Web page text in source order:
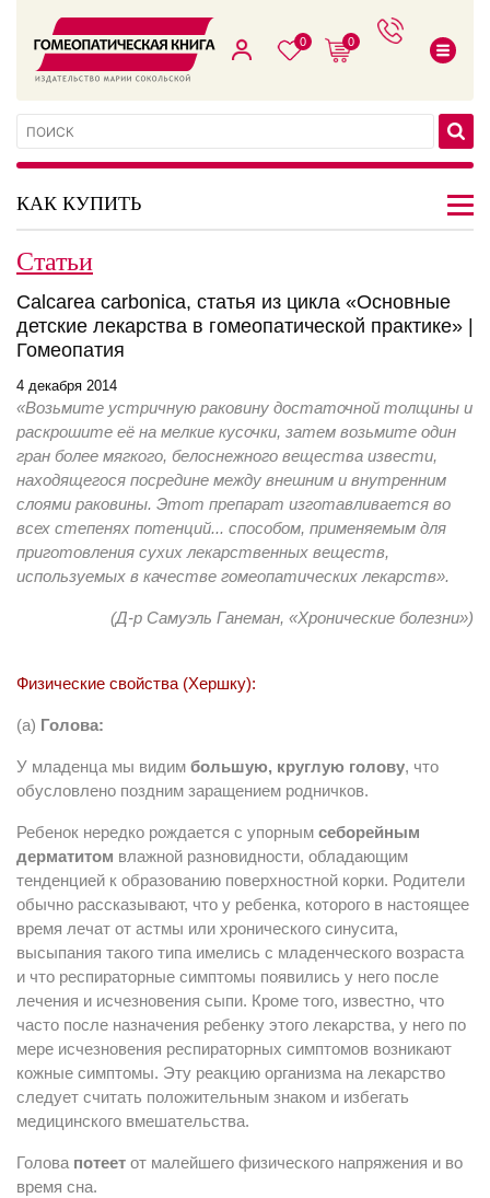
0 0
КАК КУПИТЬ
Статьи
Calcarea carbonica, статья из цикла «Основные
детские лекарства в гомеопатической практике» |
Гомеопатия
4 декабря 2014
«Возьмите устричную раковину достаточной толщины и
раскрошите её на мелкие кусочки, затем возьмите один
гран более мягкого, белоснежного вещества извести,
находящегося посредине между внешним и внутренним
слоями раковины. Этот препарат изготавливается во
всех степенях потенций... способом, применяемым для
приготовления сухих лекарственных веществ,
используемых в качестве гомеопатических лекарств».
(Д-р Самуэль Ганеман, «Хронические болезни»)
Физические свойства (Хершку):
(a) Голова:
У младенца мы видим большую, круглую голову, что
обусловлено поздним заращением родничков.
Ребенок нередко рождается с упорным себорейным
дерматитом влажной разновидности, обладающим
тенденцией к образованию поверхностной корки. Родители
обычно рассказывают, что у ребенка, которого в настоящее
время лечат от астмы или хронического синусита,
высыпания такого типа имелись с младенческого возраста
и что респираторные симптомы появились у него после
лечения и исчезновения сыпи. Кроме того, известно, что
часто после назначения ребенку этого лекарства, у него по
мере исчезновения респираторных симптомов возникают
кожные симптомы. Эту реакцию организма на лекарство
следует считать положительным знаком и избегать
медицинского вмешательства.
Голова потеет от малейшего физического напряжения и во
время сна.